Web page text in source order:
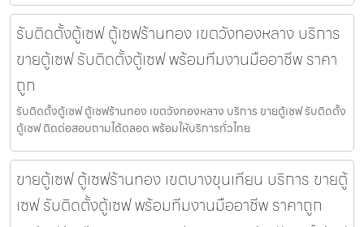
รับติดตั้งตู้เซฟ ตู้เซฟร้านทอง เขตวังทองหลาง บริการ
ขายตู้เซฟ รับติดตั้งตู้เซฟ พร้อมทีมงานมืออาชีพ ราคา
ถูก
รับติดตั้งตู้เซฟ ตู้เซฟร้านทอง เขตวังทองหลาง บริการ ขายตู้เซฟ รับติดตั้ง
ตู้เซฟ ติดต่อสอบถามได้ตลอด พร้อมให้บริการทั่วไทย
ขายตู้เซฟ ตู้เซฟร้านทอง เขตบางขุนเทียน บริการ ขายตู้
เซฟ รับติดตั้งตู้เซฟ พร้อมทีมงานมืออาชีพ ราคาถูก